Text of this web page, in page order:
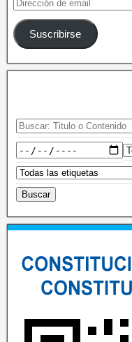
Suscribirse